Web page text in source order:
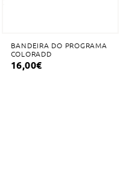
BANDEIRA DO PROGRAMA
COLORADD
16,00€